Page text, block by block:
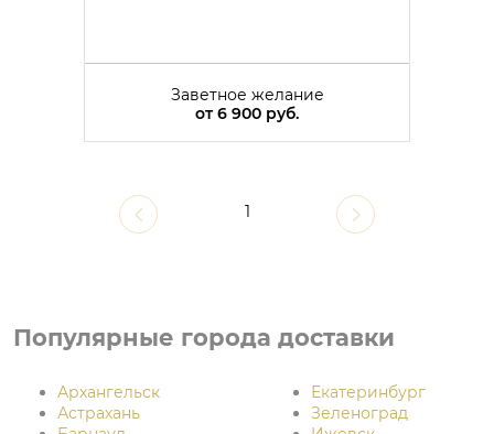
Заветное желание
от6 900 руб.
1
Популярные города доставки
Архангельск
Астрахань
Екатеринбург
Зеленоград